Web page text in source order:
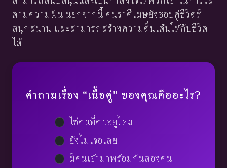
ตามความฝัน นอกจากนี้ คนราศีเมษยังชอบคู่ชีวิตที่
สนุกสนาน และสามารถสร้างความตื่นเต้นให้กับชีวิต
ได้
คำถามเรื่อง “เนื้อคู่” ของคุณคืออะไร?
ใช่คนที่คบอยู่ไหม
ยังไม่เจอเลย
มีคนเข้ามาพร้อมกันสองคน